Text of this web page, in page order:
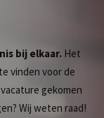
bij elkaar. Het
vinden voor de
gekomen
Wij weten raad!